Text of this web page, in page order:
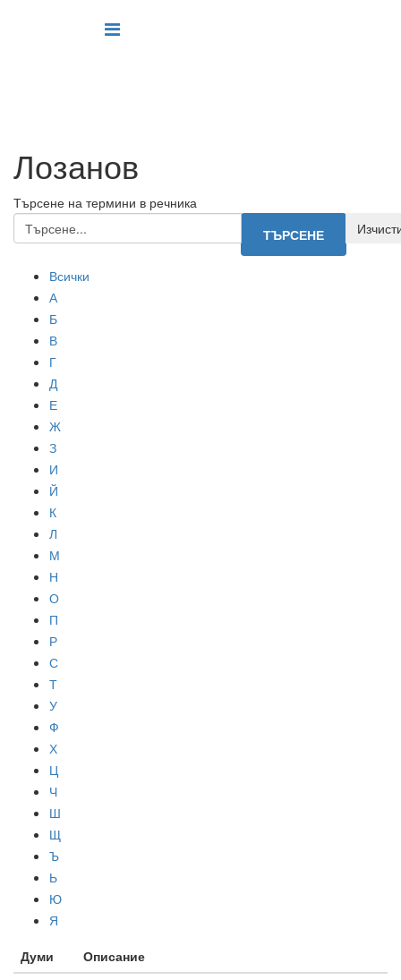
Лозанов
Търсене на термини в речника
Всички
А
Б
В
Г
Д
Е
Ж
З
И
Й
К
Л
М
Н
О
П
Р
С
Т
У
Ф
Х
Ц
Ч
Ш
Щ
Ъ
Ь
Ю
Я
Думи
Описание